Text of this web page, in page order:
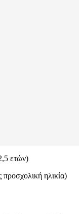
ετών)
ηλικία)